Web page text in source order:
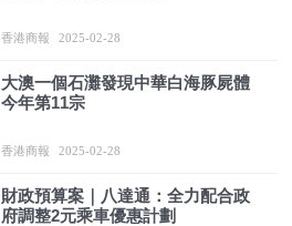
香港商報 2025-02-28
大澳一個石灘發現中華白海豚屍體
今年第11宗
香港商報 2025-02-28
財政預算案｜八達通：全力配合政
府調整2元乘車優惠計劃